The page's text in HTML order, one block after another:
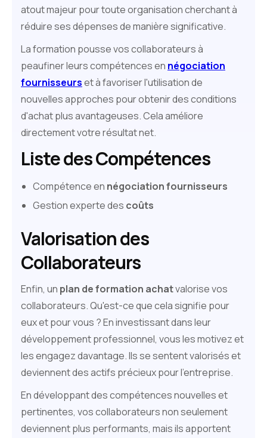
atout majeur pour toute organisation cherchant à
réduire ses dépenses de manière significative.
La formation pousse vos collaborateurs à
peaufiner leurs compétences en négociation
fournisseurset à favoriser l'utilisation de
nouvelles approches pour obtenir des conditions
d'achat plus avantageuses. Cela améliore
directement votre résultat net.
Liste des Compétences
Compétence en négociation fournisseurs
Gestion experte des coûts
Valorisation des
Collaborateurs
Enfin, un plan de formation achatvalorise vos
collaborateurs. Qu'est-ce que cela signifie pour
eux et pour vous ? En investissant dans leur
développement professionnel, vous les motivez et
les engagez davantage. Ils se sentent valorisés et
deviennent des actifs précieux pour l'entreprise.
En développant des compétences nouvelles et
pertinentes, vos collaborateurs non seulement
deviennent plus performants, mais ils apportent